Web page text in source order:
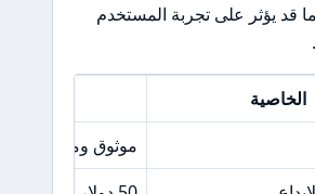
قد يؤثر على تجربة المستخدم
الخاصية
موثوق ومنافس